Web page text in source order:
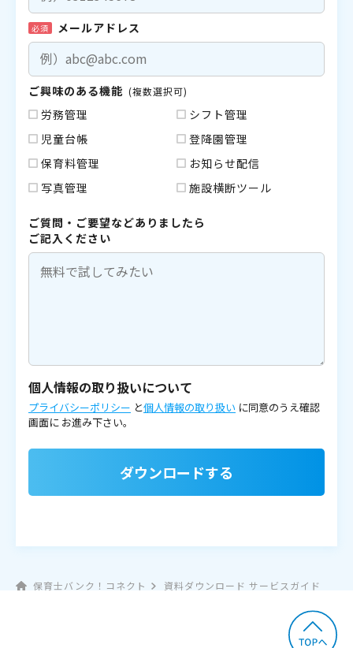
必須 メールアドレス
ご興味のある機能 (複数選択可)
労務管理
シフト管理
児童台帳
登降園管理
保育料管理
お知らせ配信
写真管理
施設横断ツール
ご質問・ご要望などありましたら
ご記入ください
個人情報の取り扱いについて
プライバシーポリシー と個人情報の取り扱い に同意のうえ確認
画面に お進み下さい。
ダウンロードする
保育士バンク！コネクト 資料ダウンロード サービスガイド